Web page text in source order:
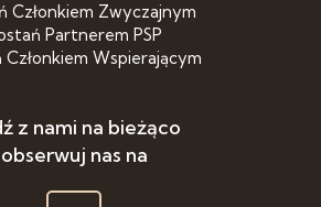
Członkiem Zwyczajnym
Partnerem PSP
Członkiem Wspierającym
z nami na bieżąco
obserwuj nas na